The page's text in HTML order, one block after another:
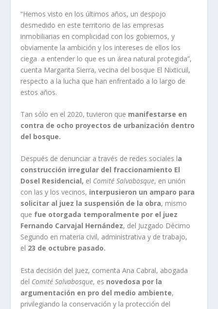
“Hemos visto en los últimos años, un despojo
desmedido en este territorio de las empresas
inmobiliarias en complicidad con los gobiernos, y
obviamente la ambición y los intereses de ellos los
ciega a entender lo que es un área natural protegida”,
cuenta Margarita Sierra, vecina del bosque El Nixticuil,
respecto a la lucha que han enfrentado a lo largo de
estos años.
Tan sólo en el 2020, tuvieron que manifestarse en
contra de ocho proyectos de urbanización dentro
del bosque.
Después de denunciar a través de redes sociales la
construcción irregular del fraccionamiento El
Dosel Residencial, el Comité Salvabosque, en unión
con las y los vecinos, interpusieron un amparo para
solicitar al juez la suspensión de la obra, mismo
que fue otorgada temporalmente por el juez
Fernando Carvajal Hernández, del Juzgado Décimo
Segundo en materia civil, administrativa y de trabajo,
el 23 de octubre pasado.
Esta decisión del juez, comenta Ana Cabral, abogada
del Comité Salvabosque, es novedosa por la
argumentación en pro del medio ambiente,
privilegiando la conservación y la protección del